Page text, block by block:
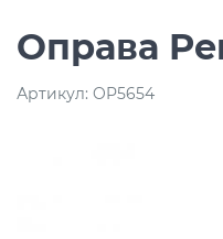
Оправа
Артикул: OP5654